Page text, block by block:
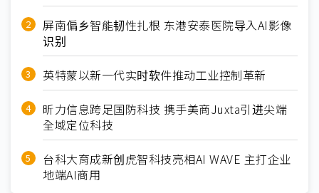
屏南偏乡智能韧性扎根 东港安泰医院导入AI影像
识别
英特蒙以新一代实时软件推动工业控制革新
昕力信息跨足国防科技 携手美商Juxta引进尖端
全域定位科技
台科大育成新创虎智科技亮相AI WAVE 主打企业
地端AI商用